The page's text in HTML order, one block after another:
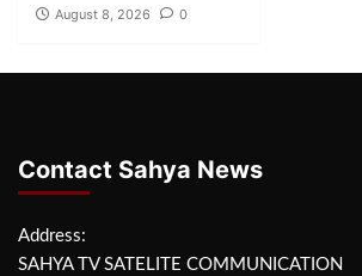
August 8, 2026 0
Contact Sahya News
Address:
SAHYA TV SATELITE COMMUNICATION